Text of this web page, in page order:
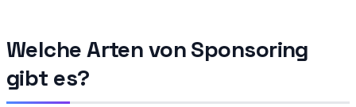
Welche Arten von Sponsoring
gibt es?